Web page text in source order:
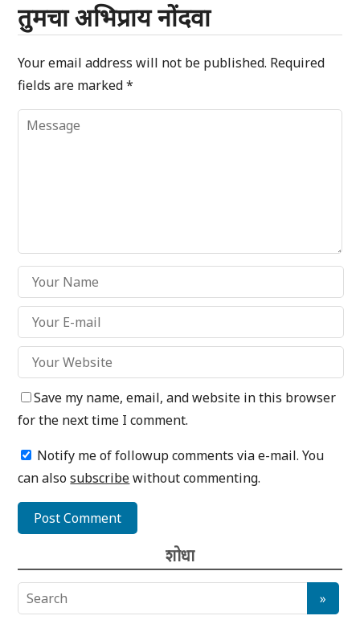
तुमचा अभिप्राय नोंदवा
Your email address will not be published. Required
fields are marked*
Save my name, email, and website in this browser
for the next time I comment.
Notify me of followup comments via e-mail. You
can alsosubscribewithout commenting.
शोधा